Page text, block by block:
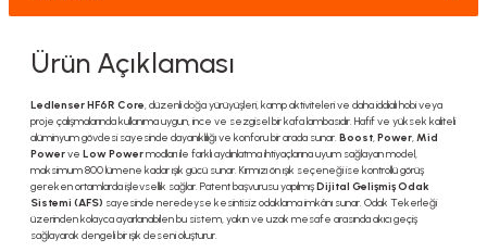
Ürün Açıklaması
Ledlenser HF6R Core, düzenli doğa yürüyüşleri, kamp aktiviteleri ve daha iddialı hobi veya
proje çalışmalarında kullanıma uygun, ince ve sezgisel bir kafa lambasıdır. Hafif ve yüksek kaliteli
alüminyum gövdesi sayesinde dayanıklılığı ve konforu bir arada sunar. Boost,Power,Mid
Powerve Low Powermodları ile farklı aydınlatma ihtiyaçlarına uyum sağlayan model,
maksimum 800 lümene kadar ışık gücü sunar. Kırmızı ön ışık seçeneği ise kontrollü görüş
gereken ortamlarda işlevsellik sağlar. Patent başvurusu yapılmışDijital Gelişmiş Odak
Sistemi (AFS) sayesinde neredeyse kesintisiz odaklama imkânı sunar. Odak Tekerleği
üzerinden kolayca ayarlanabilen bu sistem, yakın ve uzak mesafe arasında akıcı geçiş
sağlayarak dengeli bir ışık deseni oluşturur.